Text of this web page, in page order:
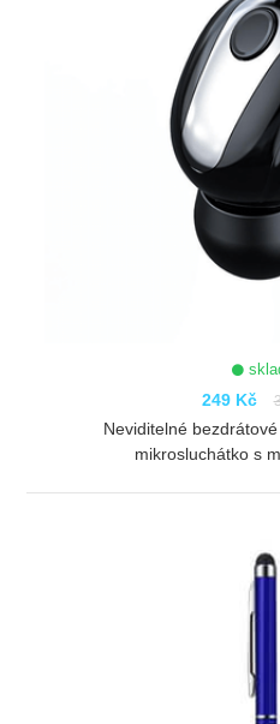
249 Kč
Neviditelné
mikrosluchátko s